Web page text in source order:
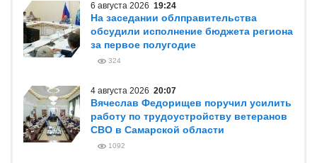
6 августа 2026 19:24
На заседании облправительства
обсудили исполнение бюджета региона
за первое полугодие
324
4 августа 2026 20:07
Вячеслав Федорищев поручил усилить
работу по трудоустройству ветеранов
СВО в Самарской области
1092